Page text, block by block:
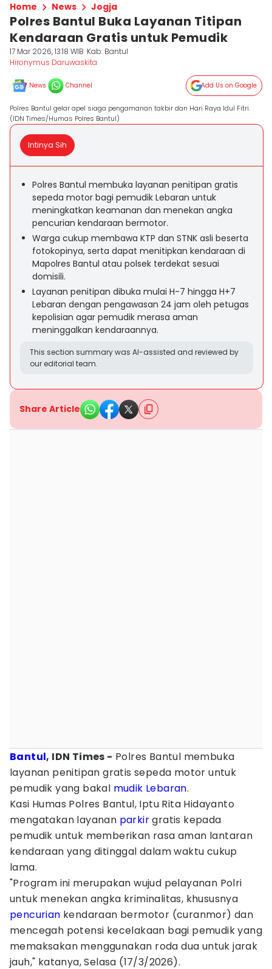
Home News Jogja
Polres Bantul Buka Layanan Titipan
Kendaraan Gratis untuk Pemudik
17 Mar 2026, 13:18 WIB Kab. Bantul
Hironymus Daruwaskita
News Channel Add Us on Google
Polres Bantul gelar apel siaga pengamanan takbir dan Hari Raya Idul Fitri.
(IDN Times/Humas Polres Bantul)
Intinya Sih
Polres Bantul membuka layanan penitipan gratis
sepeda motor bagi pemudik Lebaran untuk
meningkatkan keamanan dan menekan angka
pencurian kendaraan bermotor.
Warga cukup membawa KTP dan STNK asli beserta
fotokopinya, serta dapat menitipkan kendaraan di
Mapolres Bantul atau polsek terdekat sesuai
domisili.
Layanan penitipan dibuka mulai H-7 hingga H+7
Lebaran dengan pengawasan 24 jam oleh petugas
kepolisian agar pemudik merasa aman
meninggalkan kendaraannya.
This section summary was AI-assisted and reviewed by
our editorial team.
Share Article
Bantul, IDN Times - Polres Bantul membuka
layanan penitipan gratis sepeda motor untuk
pemudik yang bakal mudik Lebaran.
‎Kasi Humas Polres Bantul, Iptu Rita Hidayanto
mengatakan layanan parkirgratis kepada
pemudik untuk memberikan rasa aman lantaran
kendaraan yang ditinggal dalam waktu cukup
lama.
"Program ini merupakan wujud pelayanan Polri
untuk menekan angka kriminalitas, khususnya
pencurian kendaraan bermotor (curanmor) dan
mencegah potensi kecelakaan bagi pemudik yang
memaksakan menggunakan roda dua untuk jarak
jauh," katanya, Selasa (17/3/2026).